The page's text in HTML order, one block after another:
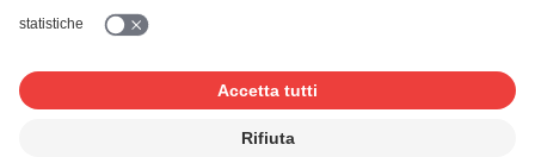
Blog
© 2026 SUISA